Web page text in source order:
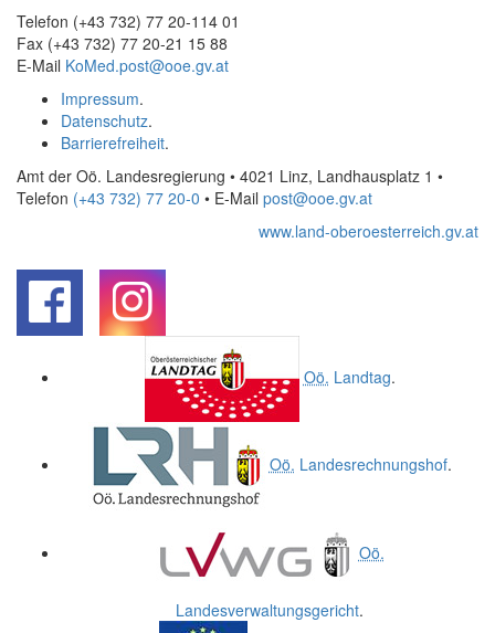
Telefon (+43 732) 77 20-114 01
Fax (+43 732) 77 20-21 15 88
E-Mail KoMed.post@ooe.gv.at
Impressum.
Datenschutz.
Barrierefreiheit.
Amt der Oö. Landesregierung • 4021 Linz, Landhausplatz 1 •
Telefon (+43 732) 77 20-0 • E-Mail post@ooe.gv.at
www.land-oberoesterreich.gv.at
Oö. Landtag.
Oö. Landesrechnungshof.
Oö.
Landesverwaltungsgericht.